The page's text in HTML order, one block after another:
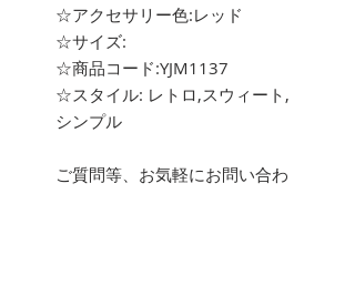
☆アクセサリー色:レッド
☆サイズ:
☆商品コード:YJM1137
☆スタイル: レトロ,スウィート,
シンプル
ご質問等、お気軽にお問い合わ